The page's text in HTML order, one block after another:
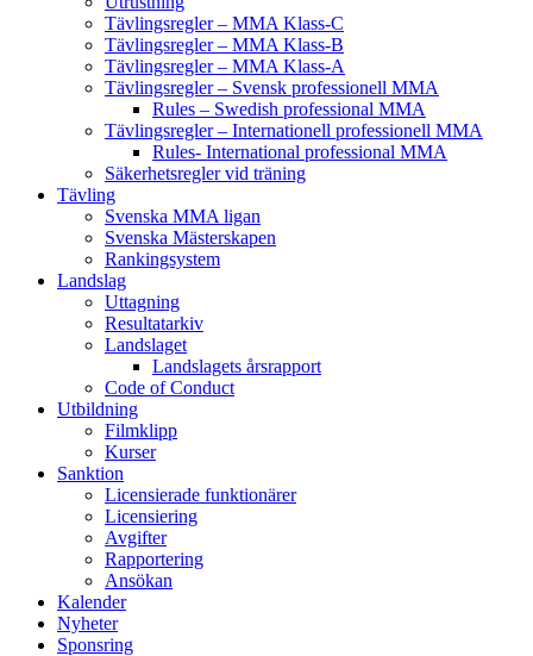
Tävlingsregler – MMA Klass-C
Tävlingsregler – MMA Klass-B
Tävlingsregler – MMA Klass-A
Tävlingsregler – Svensk professionell MMA
Rules – Swedish professional MMA
Tävlingsregler – Internationell professionell MMA
Rules- International professional MMA
Säkerhetsregler vid träning
Tävling
Svenska MMA ligan
Svenska Mästerskapen
Rankingsystem
Landslag
Uttagning
Resultatarkiv
Landslaget
Landslagets årsrapport
Code of Conduct
Utbildning
Filmklipp
Kurser
Sanktion
Licensierade funktionärer
Licensiering
Avgifter
Rapportering
Ansökan
Kalender
Nyheter
Sponsring